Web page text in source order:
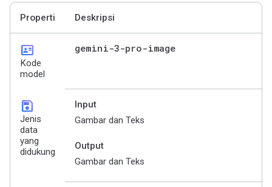
Properti Deskripsi
id_card
Kode
model
gemini-3-pro-image
save
Jenis
data
yang
didukung
Input
Gambar dan Teks
Output
Gambar dan Teks